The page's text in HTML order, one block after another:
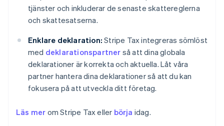
tjänster och inkluderar de senaste skattereglerna
och skattesatserna.
Enklare deklaration: Stripe Tax integreras sömlöst
med deklarationspartner så att dina globala
deklarationer är korrekta och aktuella. Låt våra
partner hantera dina deklarationer så att du kan
fokusera på att utveckla ditt företag.
Läs mer om Stripe Tax eller börja idag.